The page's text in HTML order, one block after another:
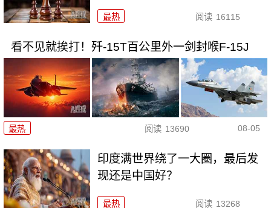
最热 阅读 16115
看不见就挨打！歼-15T百公里外一剑封喉F-15J
最热 阅读 13690 08-05
印度满世界绕了一大圈，最后发
现还是中国好？
最热 阅读 13268